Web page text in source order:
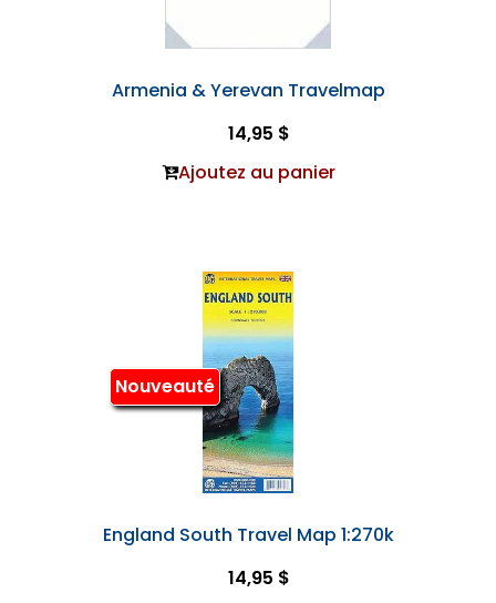
Armenia & Yerevan Travelmap
14,95 $
Ajoutez au panier
Nouveauté
England South Travel Map 1:270k
14,95 $